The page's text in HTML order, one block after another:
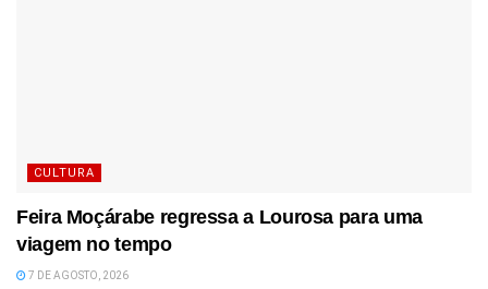
CULTURA
Feira Moçárabe regressa a Lourosa para uma
viagem no tempo
7 DE AGOSTO, 2026